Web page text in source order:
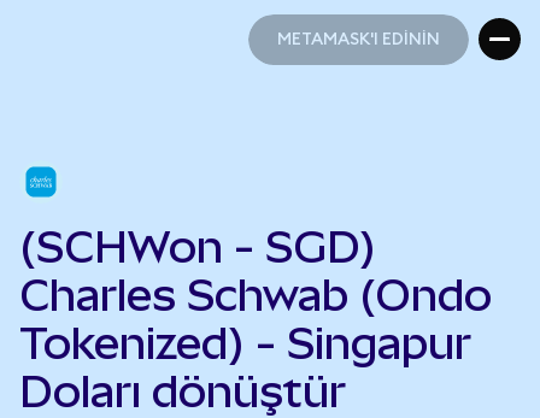
METAMASK'I EDİNİN
(SCHWon - SGD)
Charles Schwab (Ondo
Tokenized) - Singapur
Doları dönüştür